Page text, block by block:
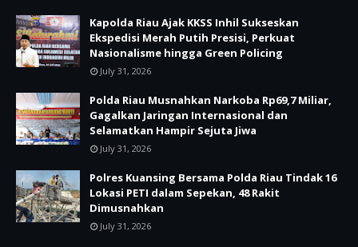
Kapolda Riau Ajak KKSS Inhil Sukseskan
Ekspedisi Merah Putih Presisi, Perkuat
Nasionalisme hingga Green Policing
July 31, 2026
Polda Riau Musnahkan Narkoba Rp69,7 Miliar,
Gagalkan Jaringan Internasional dan
Selamatkan Hampir Sejuta Jiwa
July 31, 2026
Polres Kuansing Bersama Polda Riau Tindak 16
Lokasi PETI dalam Sepekan, 48 Rakit
Dimusnahkan
July 31, 2026